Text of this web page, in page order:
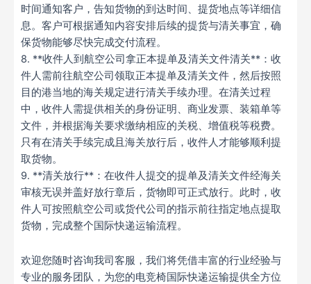
时间通知客户，告知货物的到达时间、提货地点等详细信
息。客户可根据通知内容安排后续的提货与清关事宜，确
保货物能够尽快完成交付流程。
8. **收件人到航空公司拿正本提单及清关文件清关**：收
件人需前往航空公司领取正本提单及清关文件，然后按照
目的港当地的海关规定进行清关手续办理。在清关过程
中，收件人需提供相关的身份证明、商业发票、装箱单等
文件，并根据海关要求缴纳相应的关税、增值税等税费。
只有在清关手续完成且海关放行后，收件人才能够顺利提
取货物。
9. **清关放行**：在收件人提交的提单及清关文件经海关
审核无误并盖好放行章后，货物即可正式放行。此时，收
件人可按照航空公司或货代公司的指示前往指定地点提取
货物，完成整个国际快递运输流程。
欢迎您随时咨询我司客服，我们将凭借丰富的行业经验与
专业的服务团队，为您的电竞椅国际快递运输提供全方位